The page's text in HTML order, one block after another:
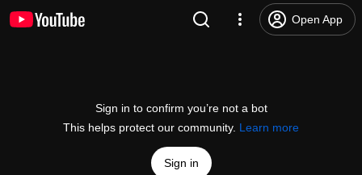
Open App
Sign in to confirm you’re not a bot
This helps protect our community. Learn more
Sign in